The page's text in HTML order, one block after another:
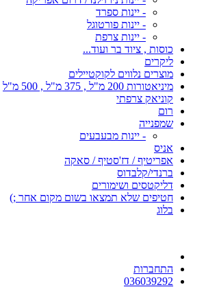
- יינות ספרד
- יינות פורטוגל
- יינות צרפת
כוסות , ציוד בר ועוד...
ליקרים
מוצרים נלווים לקוקטיילים
מיניאטורות 200 מ"ל , 375 מ"ל , 500 מ"ל
קוניאק צרפתי
רום
שמפנייה
- יינות מבעבעים
אניס
אפריטיף / דז'סטיף / סאקה
ברנדי/קלבדוס
דליקטסים ושימורים
חטיפים שלא תמצאו בשום מקום אחר ;)
בלוג
התחברות
036039292